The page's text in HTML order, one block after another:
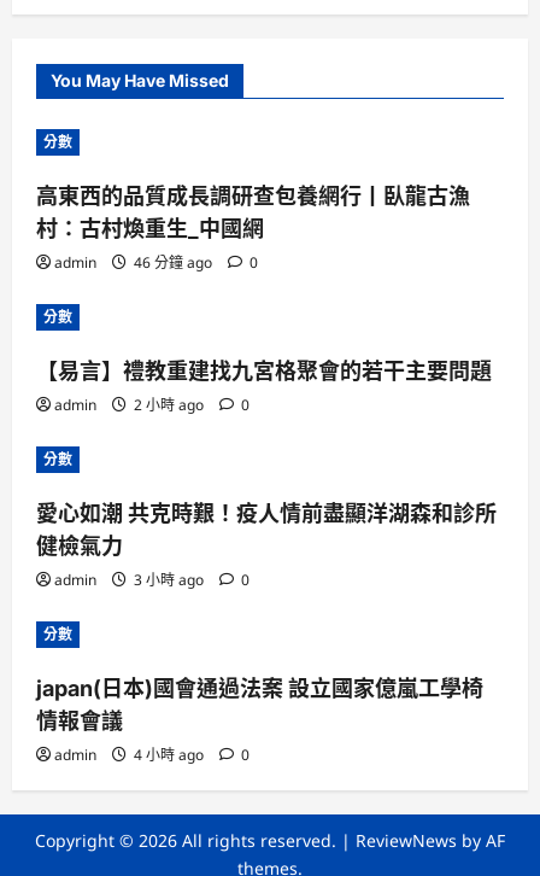
You May Have Missed
分數
高東西的品質成長調研查包養網行丨臥龍古漁
村：古村煥重生_中國網
admin 46 分鐘 ago 0
分數
【易言】禮教重建找九宮格聚會的若干主要問題
admin 2 小時 ago 0
分數
愛心如潮 共克時艱！疫人情前盡顯洋湖森和診所
健檢氣力
admin 3 小時 ago 0
分數
japan(日本)國會通過法案 設立國家億嵐工學椅
情報會議
admin 4 小時 ago 0
Copyright © 2026 All rights reserved. | ReviewNews by AF
themes.